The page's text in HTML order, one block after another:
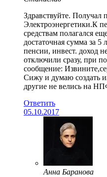
Здравствуйте.
Электроэнергетики.К
средствам полагался
достаточная сумма за 5
пенсии, инвест. доход
отключили сразу, при
сообщение:
Сижу и думаю создать
другие не велись на
Ответить
05.10.2017
Анна Баранова